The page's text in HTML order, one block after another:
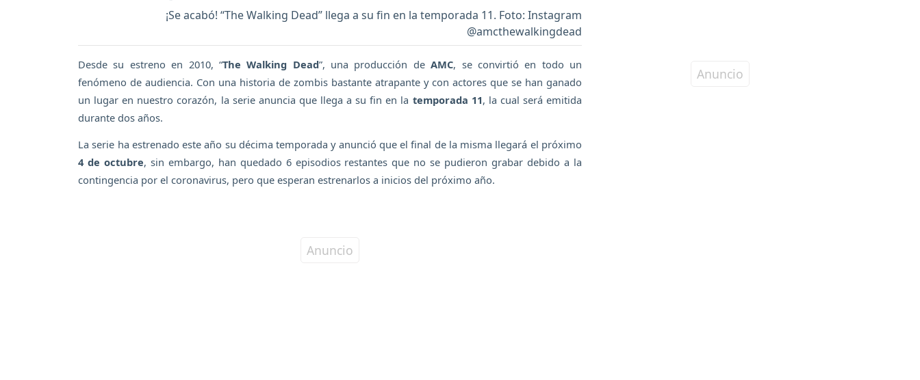
¡Se acabó! “The Walking Dead” llega a su fin en la temporada 11. Foto: Instagram
@amcthewalkingdead
Desde su estreno en 2010, “The Walking Dead”, una producción deAMC, se convirtió en todo un
fenómeno de audiencia. Con una historia de zombis bastante atrapante y con actores que se han ganado
un lugar en nuestro corazón, la serie anuncia que llega a su fin en la temporada 11, la cual será emitida
durante dos años.
La serie ha estrenado este año su décima temporada y anunció que el final de la misma llegará el próximo
4 de octubre, sin embargo, han quedado 6 episodios restantes que no se pudieron grabar debido a la
contingencia por el coronavirus, pero que esperan estrenarlos a inicios del próximo año.